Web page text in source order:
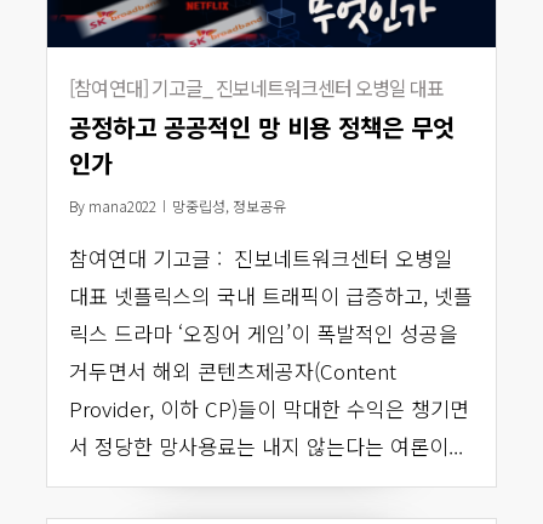
[참여연대] 기고글_ 진보네트워크센터 오병일 대표
공정하고 공공적인 망 비용 정책은 무엇
인가
By mana2022 망중립성, 정보공유
참여연대 기고글 : 진보네트워크센터 오병일
대표 넷플릭스의 국내 트래픽이 급증하고, 넷플
릭스 드라마 ‘오징어 게임’이 폭발적인 성공을
거두면서 해외 콘텐츠제공자(Content
Provider, 이하 CP)들이 막대한 수익은 챙기면
서 정당한 망사용료는 내지 않는다는 여론이...